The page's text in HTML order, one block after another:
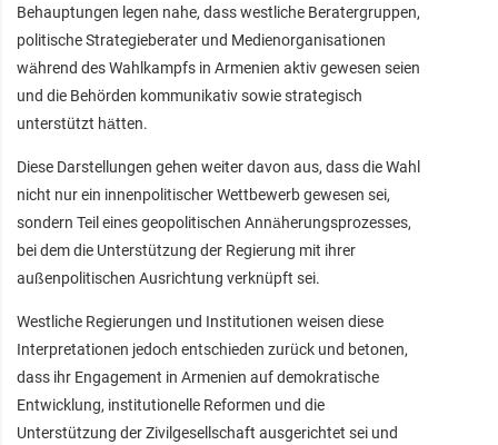
Behauptungen legen nahe, dass westliche Beratergruppen,
politische Strategieberater und Medienorganisationen
während des Wahlkampfs in Armenien aktiv gewesen seien
und die Behörden kommunikativ sowie strategisch
unterstützt hätten.
Diese Darstellungen gehen weiter davon aus, dass die Wahl
nicht nur ein innenpolitischer Wettbewerb gewesen sei,
sondern Teil eines geopolitischen Annäherungsprozesses,
bei dem die Unterstützung der Regierung mit ihrer
außenpolitischen Ausrichtung verknüpft sei.
Westliche Regierungen und Institutionen weisen diese
Interpretationen jedoch entschieden zurück und betonen,
dass ihr Engagement in Armenien auf demokratische
Entwicklung, institutionelle Reformen und die
Unterstützung der Zivilgesellschaft ausgerichtet sei und